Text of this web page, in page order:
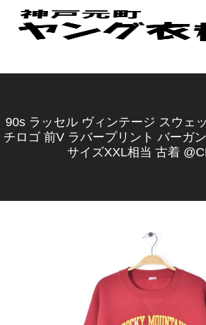
90s ラッセル ヴィンテージ スウェ
チロゴ 前V ラバープリント バーガ
サイズXXL相当 古着